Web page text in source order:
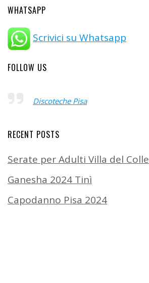
WHATSAPP
Scrivici su Whatsapp
FOLLOW US
Discoteche Pisa
RECENT POSTS
Serate per Adulti Villa del Colle
Ganesha 2024 Tinì
Capodanno Pisa 2024